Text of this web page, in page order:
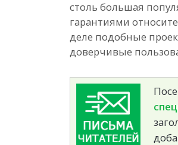
столь большая
гарантиями
деле подобные
доверчивые